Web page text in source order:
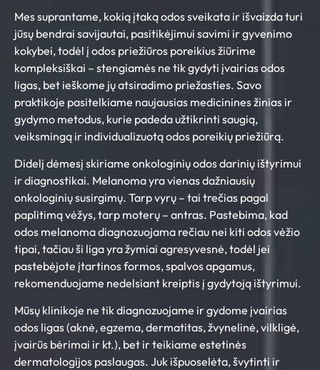
Mes suprantame, kokią įtaką odos sveikata ir išvaizda turi
jūsų bendrai savijautai, pasitikėjimui savimi ir gyvenimo
kokybei, todėl į odos priežiūros poreikius žiūrime
kompleksiškai – stengiamės ne tik gydyti įvairias odos
ligas, bet ieškome jų atsiradimo priežasties. Savo
praktikoje pasitelkiame naujausias medicinines žinias ir
gydymo metodus, kurie padeda užtikrinti saugią,
veiksmingą ir individualizuotą odos poreikių priežiūrą.
Didelį dėmesį skiriame onkologinių odos darinių ištyrimui
ir diagnostikai. Melanoma yra vienas dažniausių
onkologinių susirgimų. Tarp vyrų – tai trečias pagal
paplitimą vėžys, tarp moterų – antras. Pastebima, kad
odos melanoma diagnozuojama rečiau nei kiti odos vėžio
tipai, tačiau ši liga yra žymiai agresyvesnė, todėl jei
pastebėjote įtartinos formos, spalvos apgamus,
rekomenduojame nedelsiant kreiptis į gydytoją ištyrimui.
Mūsų klinikoje ne tik diagnozuojame ir gydome įvairias
odos ligas (aknė, egzema, dermatitas, žvynelinė, vilkligė,
įvairūs bėrimai ir kt.), bet ir teikiame estetinės
dermatologijos paslaugas. Juk išpuoselėta, švytinti ir